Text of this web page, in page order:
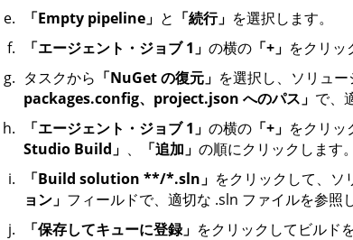
「Empty pipeline」 と 「続行」 を選択します。
「エージェント・ジョブ 1」 の横の「+」 をクリッ
タスクから 「NuGet の復元」 を選択し、ソリュー
packages.config、project.json へのパス」 で、
「エージェント・ジョブ 1」 の横の「+」 をクリッ
Studio Build」 、 「追加」 の順にクリックします。
「Build solution **/*.sln」 をクリックして、ソ
ョン」 フィールドで、適切な .sln ファイルを参照
「保存してキューに登録」 をクリックしてビルド